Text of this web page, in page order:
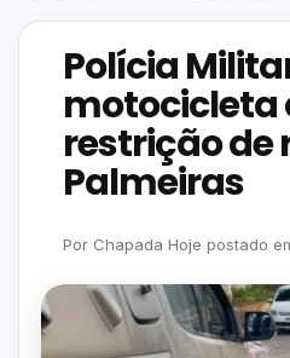
Polícia
motocicleta
restrição de
Palmeiras
Por Chapada Hoje postado